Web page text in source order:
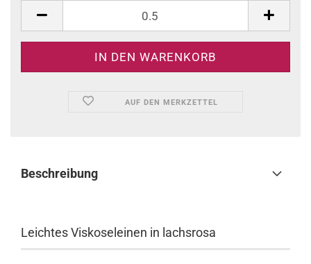
AUF DEN MERKZETTEL
Beschreibung
Leichtes Viskoseleinen in lachsrosa